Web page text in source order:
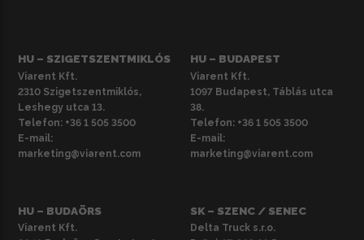
HU – SZIGETSZENTMIKLÓS
Viarent Kft.
2310 Szigetszentmiklós,
Leshegy utca 13.
Telefon: +36 1 505 3500
E-mail:
marketing@viarent.com
HU – BUDAPEST
Viarent Kft.
1097 Budapest, Táblás utca
38.
Telefon: +36 1 505 3500
E-mail:
marketing@viarent.com
HU – BUDAÖRS
Viarent Kft.
SK – SZENC / SENEC
Delta Truck s.r.o.